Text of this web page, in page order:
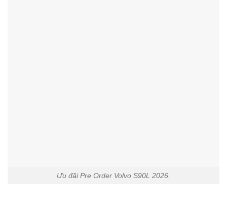
Ưu đãi Pre Order Volvo S90L 2026.